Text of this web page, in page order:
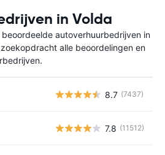
in Volda
autoverhuurbedrijven in
alle beoordelingen en
8.7 (7437)
7.8 (11512)